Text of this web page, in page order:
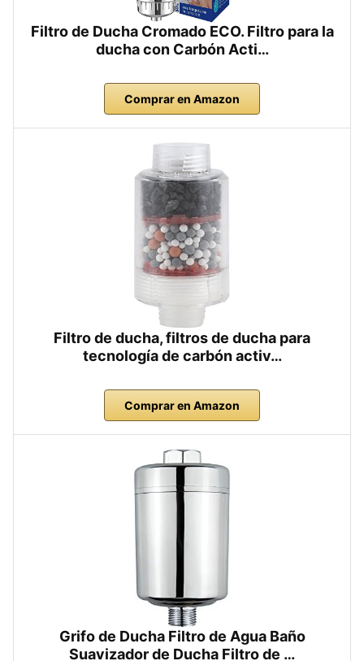
Filtro de Ducha Cromado ECO. Filtro para la
ducha con Carbón Acti…
Comprar en Amazon
Filtro de ducha, filtros de ducha para
tecnología de carbón activ…
Comprar en Amazon
Grifo de Ducha Filtro de Agua Baño
Suavizador de Ducha Filtro de …